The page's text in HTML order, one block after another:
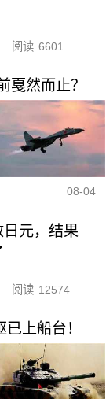
阅读 6601
戛然而止？
08-04
元，结果
阅读 12574
上船台！